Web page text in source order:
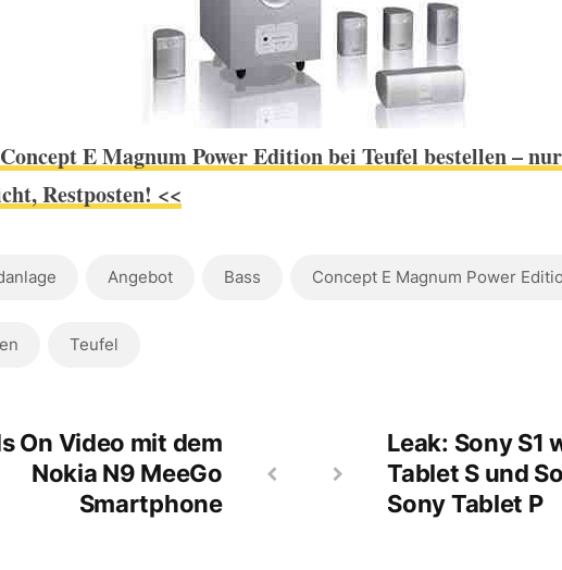
E Magnum Power Edition bei Teufel bestellen –
Restposten! <<
Angebot Bass Concept E Magnum Power
Teufel
On Video mit dem
Nokia N9 MeeGo
Smartphone
Leak: Sony S1
Tablet S und
Sony Tablet P